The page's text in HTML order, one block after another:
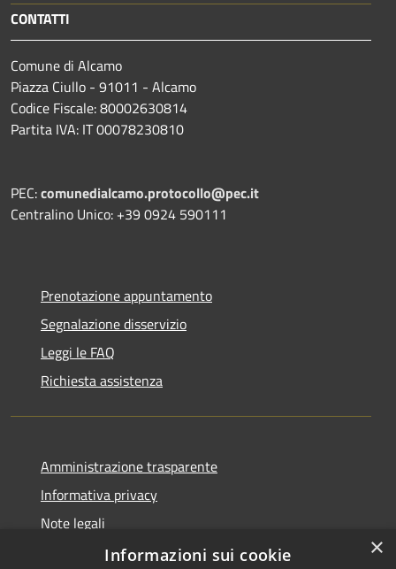
CONTATTI
Comune di Alcamo
Piazza Ciullo - 91011 - Alcamo
Codice Fiscale: 80002630814
Partita IVA: IT 00078230810
PEC:comunedialcamo.protocollo@pec.it
Centralino Unico: +39 0924 590111
Prenotazione appuntamento
Segnalazione disservizio
Leggi le FAQ
Richiesta assistenza
Amministrazione trasparente
Informativa privacy
Note legali
Dichiarazione di accessibilità
×
Informazioni sui cookie